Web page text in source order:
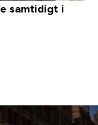
samtidigt i